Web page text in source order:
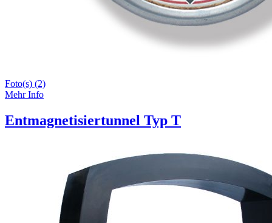
Foto(s) (2)
Mehr Info
Entmagnetisiertunnel Typ T